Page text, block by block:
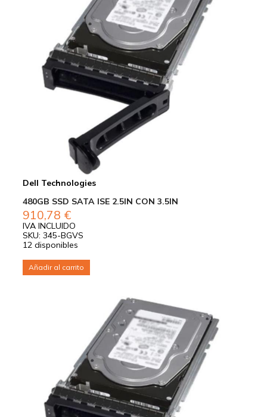
Dell Technologies
480GB SSD SATA ISE 2.5IN CON 3.5IN
910,78 €
IVA INCLUIDO
SKU: 345-BGVS
12 disponibles
Añadir al carrito